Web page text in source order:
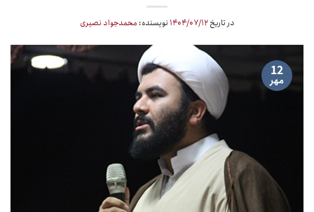
در تاریخ۱۴۰۴/۰۷/۱۲ نویسنده: محمدجواد نصیری
12
مهر